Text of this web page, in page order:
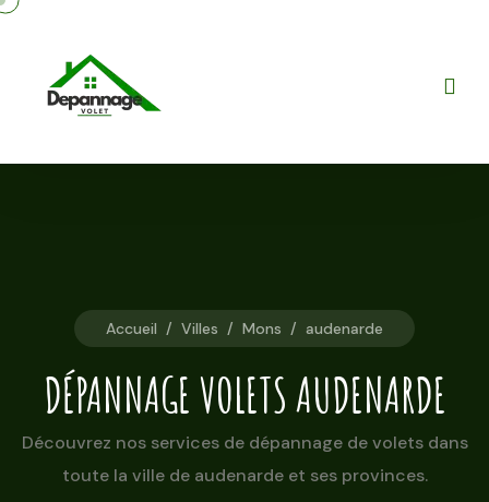
Accueil / Villes / Mons / audenarde
DÉPANNAGE VOLETS AUDENARDE
Découvrez nos services de dépannage de volets dans
toute la ville de audenarde et ses provinces.